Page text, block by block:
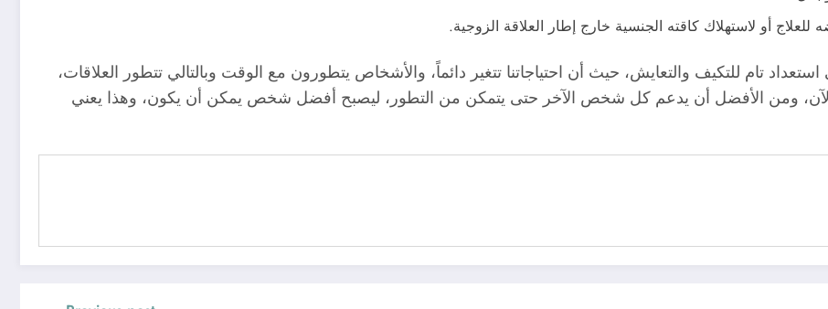
أو لاستهلاك كاقته الجنسية خارج إطار العلاقة الزوجية.
تام للتكيف والتعايش، حيث أن احتياجاتنا تتغير دائماً، والأشخاص يتطورون مع الوقت وبالتالي تتطور العلاقات،
الآن، ومن الأفضل أن يدعم كل شخص الآخر حتى يتمكن من التطور، ليصبح أفضل شخص يمكن أن يكون، وهذا يعني